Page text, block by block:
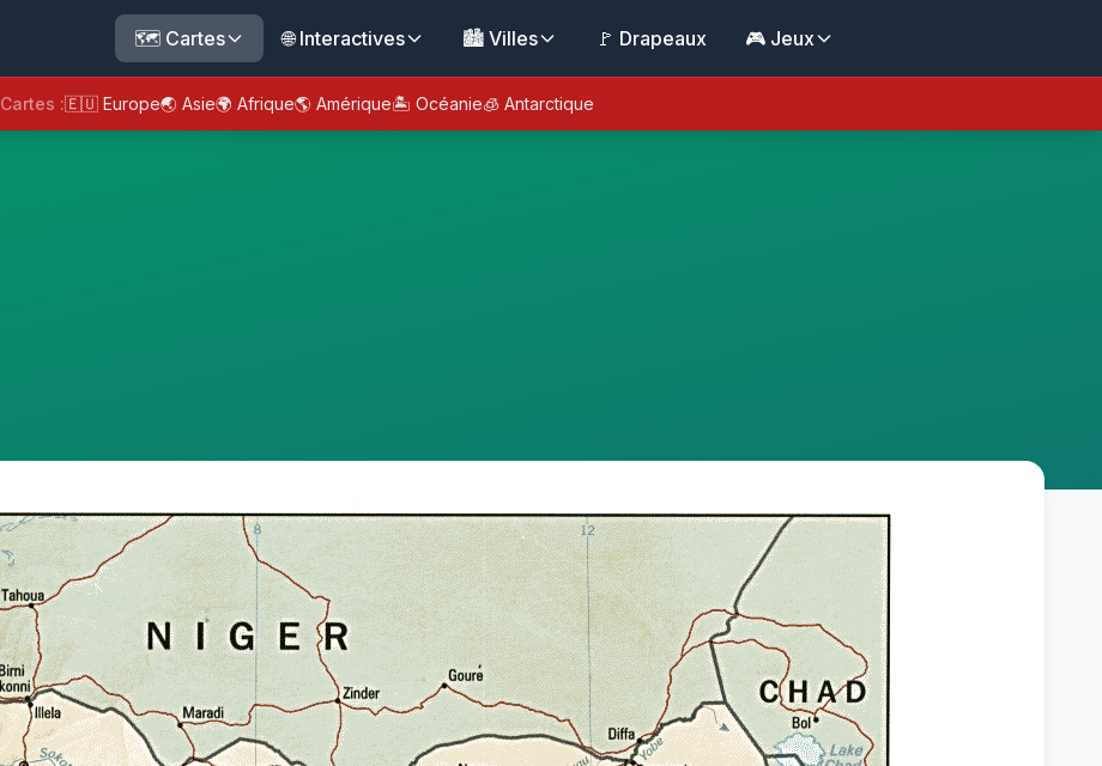
🗺️ Cartes 🌐 Interactives 🏙️ Villes 🚩 Drapeaux 🎮 Jeux
Cartes :🇪🇺 Europe🌏 Asie🌍 Afrique🌎 Amérique🏝️ Océanie🧊 Antarctique